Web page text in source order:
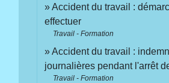
Accident du travail :
effectuer
Travail - Formation
Accident du travail :
journalières pendant l'arrêt
Travail - Formation